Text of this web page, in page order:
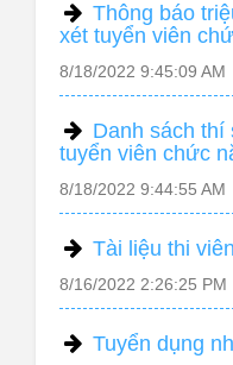
Thông báo
xét tuyển viên
8/18/2022 9:45:09 AM
Danh sách thí
tuyển viên chức
8/18/2022 9:44:55 AM
Tài liệu thi
8/16/2022 2:26:25 PM
Tuyển dụng